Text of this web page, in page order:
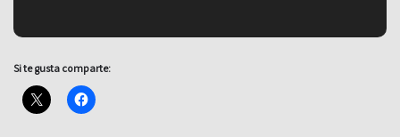
Si te gusta comparte: